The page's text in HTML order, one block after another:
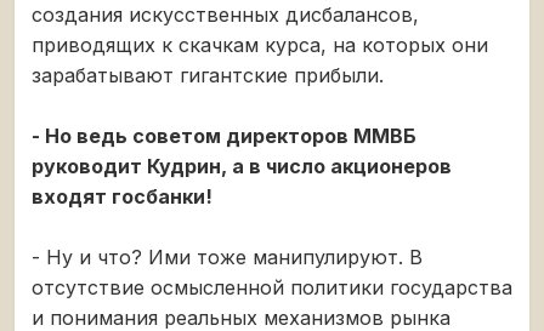
создания искусственных дисбалансов,
приводящих к скачкам курса, на которых они
зарабатывают гигантские прибыли.
- Но ведь советом директоров ММВБ
руководит Кудрин, а в число акционеров
входят госбанки!
- Ну и что? Ими тоже манипулируют. В
отсутствие осмысленной политики государства
и понимания реальных механизмов рынка